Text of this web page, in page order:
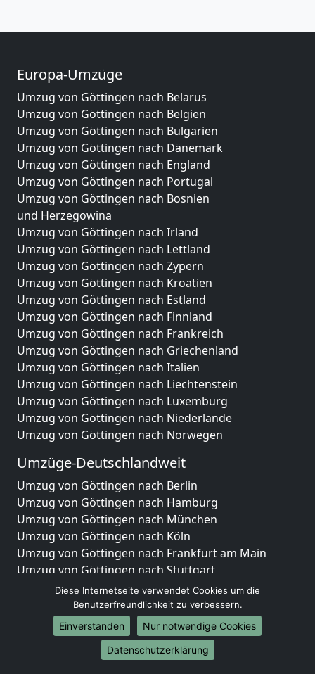
Europa-Umzüge
Umzug von Göttingen nach Belarus
Umzug von Göttingen nach Belgien
Umzug von Göttingen nach Bulgarien
Umzug von Göttingen nach Dänemark
Umzug von Göttingen nach England
Umzug von Göttingen nach Portugal
Umzug von Göttingen nach Bosnien
und Herzegowina
Umzug von Göttingen nach Irland
Umzug von Göttingen nach Lettland
Umzug von Göttingen nach Zypern
Umzug von Göttingen nach Kroatien
Umzug von Göttingen nach Estland
Umzug von Göttingen nach Finnland
Umzug von Göttingen nach Frankreich
Umzug von Göttingen nach Griechenland
Umzug von Göttingen nach Italien
Umzug von Göttingen nach Liechtenstein
Umzug von Göttingen nach Luxemburg
Umzug von Göttingen nach Niederlande
Umzug von Göttingen nach Norwegen
Umzüge-Deutschlandweit
Umzug von Göttingen nach Berlin
Umzug von Göttingen nach Hamburg
Umzug von Göttingen nach München
Umzug von Göttingen nach Köln
Umzug von Göttingen nach Frankfurt am Main
Umzug von Göttingen nach Stuttgart
Umzug von Göttingen nach Düsseldorf
Umzug von Göttingen nach Leipzig
Umzug von Göttingen nach Dortmund
Umzug von Göttingen nach Essen
Umzug von Göttingen nach Bremen
Diese Internetseite verwendet Cookies um die
Benutzerfreundlichkeit zu verbessern.
Einverstanden
Nur notwendige Cookies
Datenschutzerklärung